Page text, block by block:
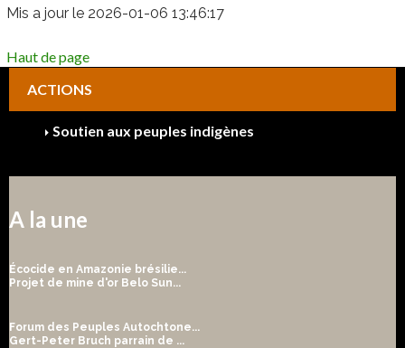
Mis a jour le 2026-01-06 13:46:17
Haut de page
ACTIONS
Soutien aux peuples indigènes
A la une
Écocide en Amazonie brésilie...
Projet de mine d'or Belo Sun...
Forum des Peuples Autochtone...
Gert-Peter Bruch parrain de ...